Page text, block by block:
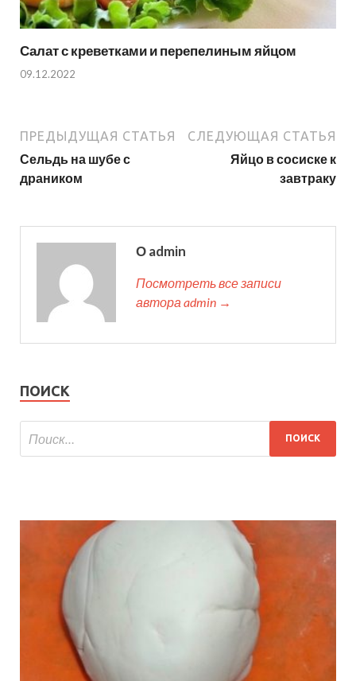
Салат с креветками и перепелиным яйцом
09.12.2022
ПРЕДЫДУЩАЯ СТАТЬЯ
Сельдь на шубе с
драником
СЛЕДУЮЩАЯ СТАТЬЯ
Яйцо в сосиске к
завтраку
О admin
Посмотреть все записи
автора admin →
ПОИСК